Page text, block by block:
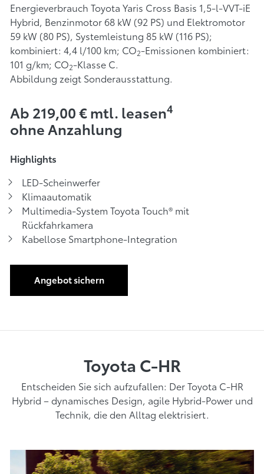
Energieverbrauch Toyota Yaris Cross Basis 1,5-l-VVT-iE
Hybrid, Benzinmotor 68 kW (92 PS) und Elektromotor
59 kW (80 PS), Systemleistung 85 kW (116 PS);
kombiniert: 4,4 l/100 km; CO2-Emissionen kombiniert:
101 g/km; CO2-Klasse C.
Abbildung zeigt Sonderausstattung.
Ab 219,00 € mtl. leasen4
ohne Anzahlung
Highlights
LED-Scheinwerfer
Klimaautomatik
Multimedia-System Toyota Touch® mit
Rückfahrkamera
Kabellose Smartphone-Integration
Angebot sichern
Toyota C-HR
Entscheiden Sie sich aufzufallen: Der Toyota C-HR
Hybrid – dynamisches Design, agile Hybrid-Power und
Technik, die den Alltag elektrisiert.